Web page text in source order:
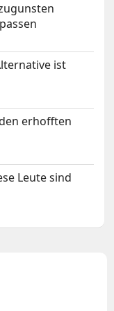
ist
erhofften
Leute sind